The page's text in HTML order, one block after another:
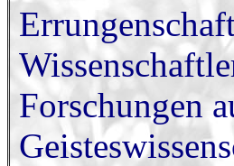
Forschungen